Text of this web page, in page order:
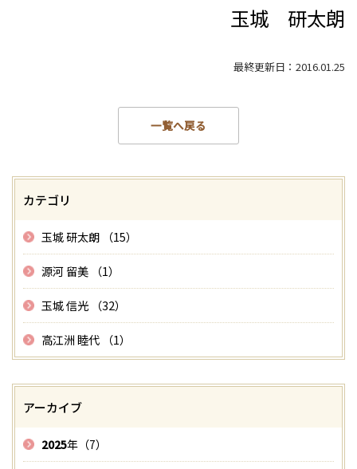
玉城 研太朗
最終更新日：2016.01.25
一覧へ戻る
カテゴリ
玉城 研太朗 （15）
源河 留美 （1）
玉城 信光 （32）
高江洲 睦代 （1）
アーカイブ
2025年（7）